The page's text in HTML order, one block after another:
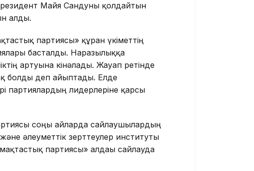
Майя Сандуны қолдайтын
алды.
партиясы» құрған үкіметтің
басталды. Наразылыққа
артуына кінәлады. Жауап ретінде
болды деп айыптады. Елде
партиялардың лидерлеріне қарсы
соңғы айларда сайлаушылардың
әлеуметтік зерттеулер институты
партиясы» алдағы сайлауда